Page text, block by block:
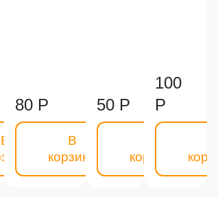
В
80 Р
В
корзину
50 Р
корзину
100
Р